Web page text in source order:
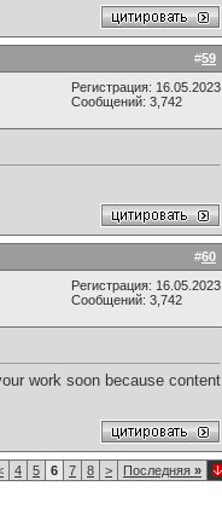
#59
Регистрация: 16.05.2023
Сообщений: 3,742
#60
Регистрация: 16.05.2023
Сообщений: 3,742
work soon because content
4 5 6 7 8 > Последняя »